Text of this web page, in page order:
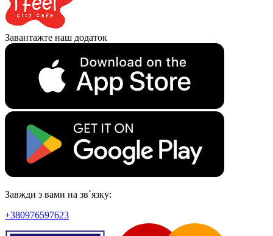
Завантажте наш додаток
Завжди з вами на зв`язку:
+380976597623